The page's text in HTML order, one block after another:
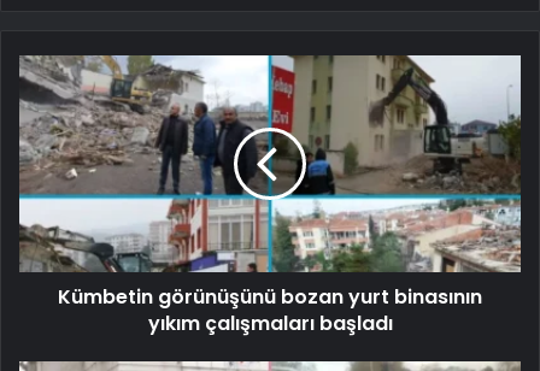
Kümbetin görünüşünü bozan yurt binasının
yıkım çalışmaları başladı